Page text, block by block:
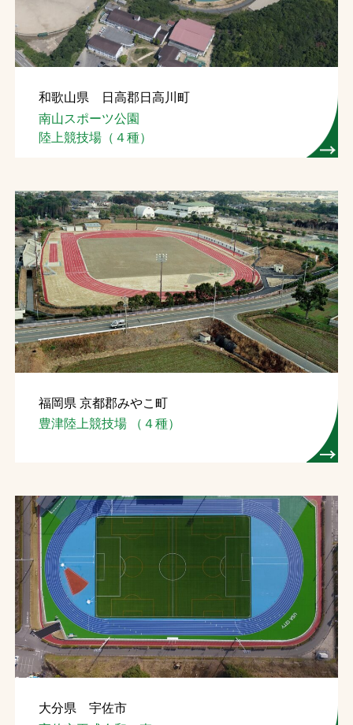
和歌山県 日高郡日高川町
南山スポーツ公園
陸上競技場（４種）
福岡県 京都郡みやこ町
豊津陸上競技場 （４種）
大分県 宇佐市